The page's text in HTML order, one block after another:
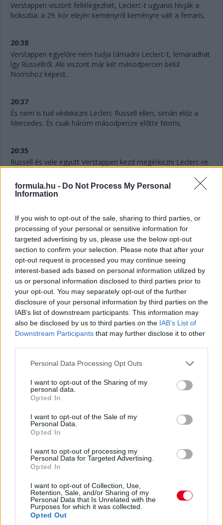
formula.hu - Do Not Process My Personal
Information
If you wish to opt-out of the sale, sharing to third parties, or
processing of your personal or sensitive information for
targeted advertising by us, please use the below opt-out
section to confirm your selection. Please note that after your
opt-out request is processed you may continue seeing
interest-based ads based on personal information utilized by
us or personal information disclosed to third parties prior to
your opt-out. You may separately opt-out of the further
disclosure of your personal information by third parties on the
IAB’s list of downstream participants. This information may
also be disclosed by us to third parties on the IAB’s List of
Downstream Participants that may further disclose it to other
Please note that this website/app uses one or more Google
not limited to your visit or usage behaviour. You may click to
grant or deny consent to Google and its third-party tags to
use your data for below specified purposes in below Google
consent section.
Personal Data Processing Opt Outs
I want to opt-out of the Sharing of my
personal data.
Opted In
I want to opt-out of the Sale of my
Personal Data.
Opted In
I want to opt-out of processing my
Personal Data for Targeted Advertising.
Opted In
I want to opt-out of Collection, Use,
Retention, Sale, and/or Sharing of my
Personal Data that Is Unrelated with the
Purposes for which it was collected.
Opted Out
Verstappen viszont fellélegezhet, Leclerc-t ugyanis hívják a
bokszba: a 29. kör elején keményről keményre vált a ferraris.
20:38
Verstappen egyelőre nem tudja támadni Leclerc-t, lemaradhat
így Russellről. Aki viszont már két másodpercen belül
Norrishoz képest.
20:37
És nem is tud védekezni Leclerc Russell ellen, simán előz a
Mercedes. És csak három másodpercre előtte Norris.
20:35
Russell és vele együtt Verstappen kezd megérkezni Leclerc-re.
20:34
Közben Leclerc-nek a B tervet javasolják, a monacói viszont
inkább a C tervet preferálná.
20:32
Nagyon hasonló tempót megy mindenki, de inkább zárul az
olló: Russellhez is lopja a távolságot Verstappen, már másfél
másodperc alatt a differencia.
20:30
Albon reklamál a rádión, hogy nem hallgatnak rá...
Leclerc amúgy minimálisan, századokkal ugyan, de gyorsabb
Norrisnál, három másodperc alá faragta a különbséget az
Norris és Leclerc tehát az első két helyen keményeken,
mögöttük a már kereket cserélőknél nem változott a sorrend:
Russell, Verstappen, Antonelli, Piastri - utóbbi épp most
Sainz vetődött be elfékezősen Bortoleto mellé a hajtűben,